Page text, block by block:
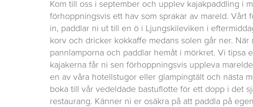
Kom till oss i september och upplev kajakpaddling i
förhoppningsvis ett hav som sprakar av mareld.
in, paddlar ni ut till en ö i Ljungskileviken i
korv och dricker kokkaffe medans solen går ner.
pannlamporna och paddlar hemåt i mörkret. Vi tipsa
kajakerna får ni sen förhoppningsvis uppleva
en av våra hotellstugor eller glampingtält och nästa
boka till vår vedeldade bastuflotte för ett dopp i det
restaurang. Känner ni er osäkra på att paddla på